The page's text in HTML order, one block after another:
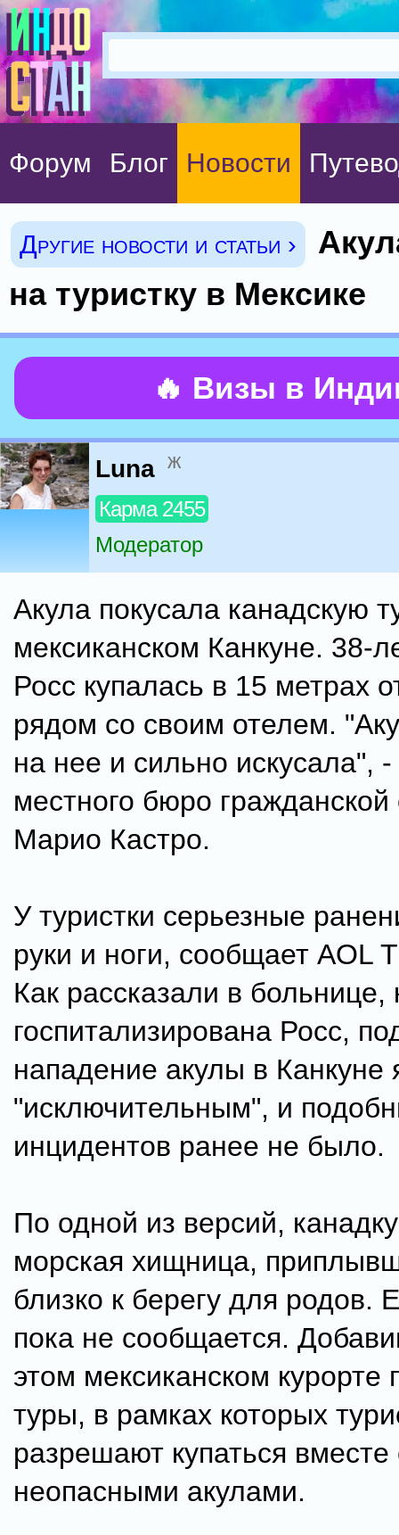
Форум Блог Новости
Другие новости и статьи ›
на туристку в Мексике
🔥 Визы в
Luna ж
Карма 2455
Модератор
Акула покусала канадскую
мексиканском Канкуне. 38-
Росс купалась в 15 метрах
рядом со своим отелем.
на нее и сильно искусала",
местного бюро
Марио Кастро.
У туристки серьезные
руки и ноги, сообщает AOL
Как рассказали в больнице,
госпитализирована Росс,
нападение акулы в Канкуне
"исключительным", и
инцидентов ранее не было.
По одной из версий,
морская хищница,
близко к берегу для родов.
пока не сообщается.
этом мексиканском курорте
туры, в рамках которых
разрешают купаться вместе
неопасными акулами.